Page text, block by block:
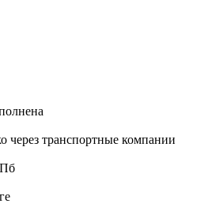
через транспортные компании